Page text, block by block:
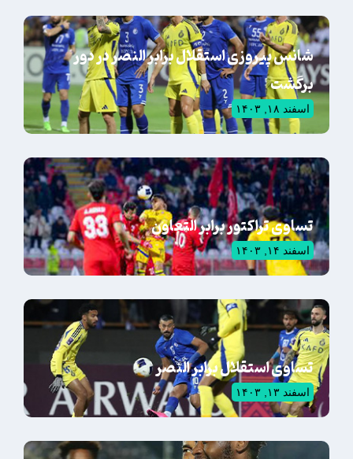
شانس پیروزی استقلال برابر النصر در دور
برگشت
اسفند ۱۸, ۱۴۰۳
تساوی تراکتور برابر التعاون
اسفند ۱۴, ۱۴۰۳
تساوی استقلال برابر النصر
اسفند ۱۳, ۱۴۰۳